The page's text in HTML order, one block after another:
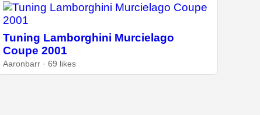
Tuning Lamborghini Murcielago
Coupe 2001
Aaronbarr · 69 likes